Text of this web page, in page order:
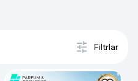
Filtrlar